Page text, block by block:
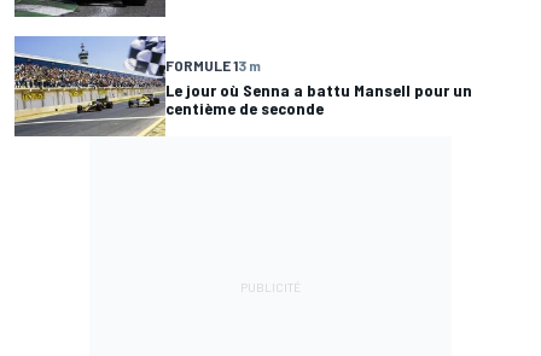
FORMULE 13 m
Le jour où Senna a battu Mansell pour un
centième de seconde